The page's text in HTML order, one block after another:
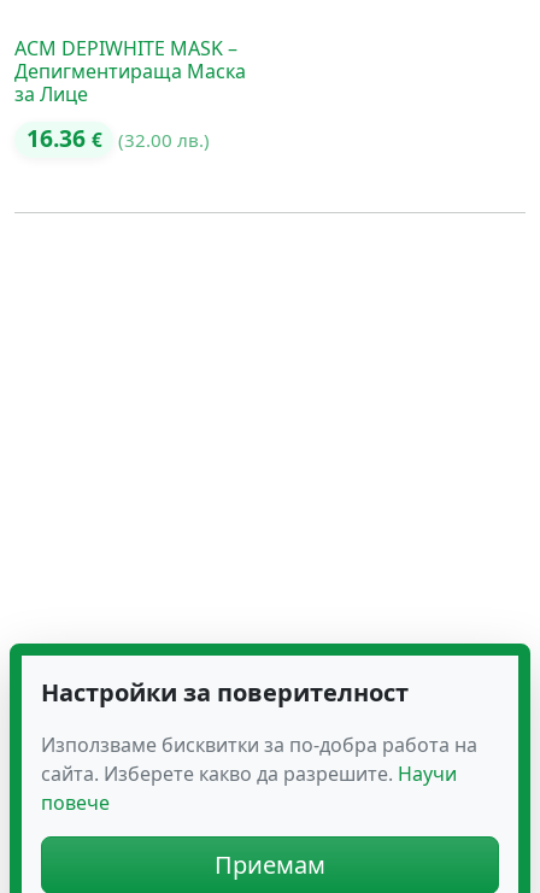
ACM DEPIWHITE MASK –
Депигментираща Маска
за Лице
16.36 € (32.00 лв.)
Настройки за поверителност
Използваме бисквитки за по-добра работа на
сайта. Изберете какво да разрешите. Научи
повече
Приемам